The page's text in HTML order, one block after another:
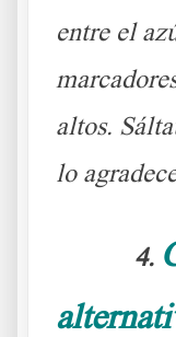
entre el
altos.
lo
4.